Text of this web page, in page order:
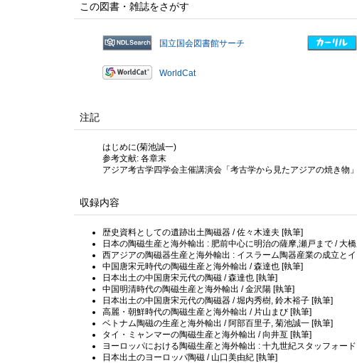
この図書・雑誌をさがす
国立国会図書館サーチ
WorldCat
注記
はじめに(菊池誠一)
参考文献: 各章末
アジア考古学四学会主催講演会「考古学から見たアジアの焼き物
収録内容
歴史資料としての遺跡出土陶磁器 / 佐々木達夫 [執筆]
日本の陶磁生産と海外輸出 : 肥前中心に明治の薩摩,瀬戸まで / 大
西アジアの陶磁器生産と海外輸出 : イスラーム陶器産業の成立と
中国唐宋元時代の陶磁生産と海外輸出 / 森達也 [執筆]
日本出土の中国唐宋元代の陶磁 / 森達也 [執筆]
中国明清時代の陶磁生産と海外輸出 / 金沢陽 [執筆]
日本出土の中国唐宋元代の陶磁器 / 堀内秀樹, 鈴木裕子 [執筆]
高麗・朝鮮時代の陶磁生産と海外輸出 / 片山まび [執筆]
ベトナム陶磁の生産と海外輸出 / 阿部百里子, 菊池誠一 [執筆]
タイ・ミャンマーの陶磁生産と海外輸出 / 向井亙 [執筆]
ヨーロッパにおける陶磁生産と海外輸出 : 十九世紀スタッフォー
日本出土のヨーロッパ陶磁 / 山口美由紀 [執筆]